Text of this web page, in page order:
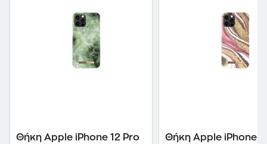
Θήκη Apple iPhone 12 Pro
Θήκη Apple iPhone